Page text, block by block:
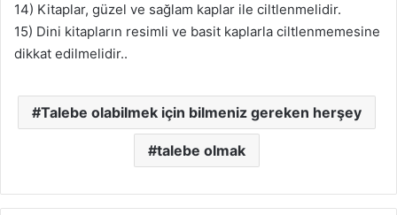
14) Kitaplar, güzel ve sağlam kaplar ile ciltlenmelidir.
15) Dini kitapların resimli ve basit kaplarla ciltlenmemesine
dikkat edilmelidir..
Talebe olabilmek için bilmeniz gereken herşey
talebe olmak